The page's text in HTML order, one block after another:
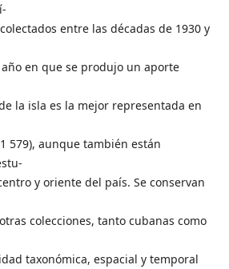
entre las décadas de 1930 y
en que se produjo un aporte
la isla es la mejor representada en
579), aunque también están
y oriente del país. Se conservan
colecciones, tanto cubanas como
taxonómica, espacial y temporal